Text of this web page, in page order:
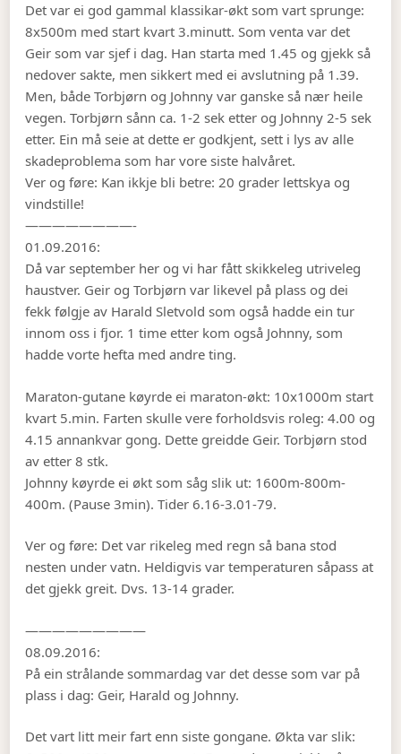
Det var ei god gammal klassikar-økt som vart sprunge:
8x500m med start kvart 3.minutt. Som venta var det
Geir som var sjef i dag. Han starta med 1.45 og gjekk så
nedover sakte, men sikkert med ei avslutning på 1.39.
Men, både Torbjørn og Johnny var ganske så nær heile
vegen. Torbjørn sånn ca. 1-2 sek etter og Johnny 2-5 sek
etter. Ein må seie at dette er godkjent, sett i lys av alle
skadeproblema som har vore siste halvåret.
Ver og føre: Kan ikkje bli betre: 20 grader lettskya og
vindstille!
————————-
01.09.2016:
Då var september her og vi har fått skikkeleg utriveleg
haustver. Geir og Torbjørn var likevel på plass og dei
fekk følgje av Harald Sletvold som også hadde ein tur
innom oss i fjor. 1 time etter kom også Johnny, som
hadde vorte hefta med andre ting.
Maraton-gutane køyrde ei maraton-økt: 10x1000m start
kvart 5.min. Farten skulle vere forholdsvis roleg: 4.00 og
4.15 annankvar gong. Dette greidde Geir. Torbjørn stod
av etter 8 stk.
Johnny køyrde ei økt som såg slik ut: 1600m-800m-
400m. (Pause 3min). Tider 6.16-3.01-79.
Ver og føre: Det var rikeleg med regn så bana stod
nesten under vatn. Heldigvis var temperaturen såpass at
det gjekk greit. Dvs. 13-14 grader.
—————————
08.09.2016:
På ein strålande sommardag var det desse som var på
plass i dag: Geir, Harald og Johnny.
Det vart litt meir fart enn siste gongane. Økta var slik: